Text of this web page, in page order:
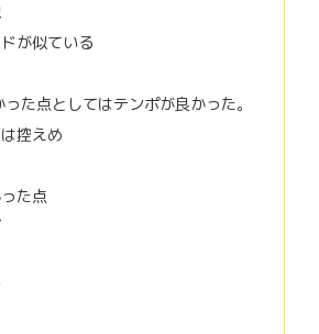
が似ている
た点としてはテンポが良かった。
控えめ
た点